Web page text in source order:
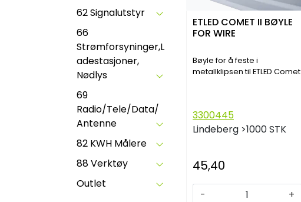
62 Signalutstyr
66
Strømforsyninger,L
adestasjoner,
Nødlys
69
Radio/Tele/Data/
Antenne
82 KWH Målere
88 Verktøy
Outlet
ETLED COMET II BØYLE
FOR WIRE
Bøyle for å feste i
metallklipsen til ETLED Comet
3300445
Lindeberg >1000 STK
45,40
- +